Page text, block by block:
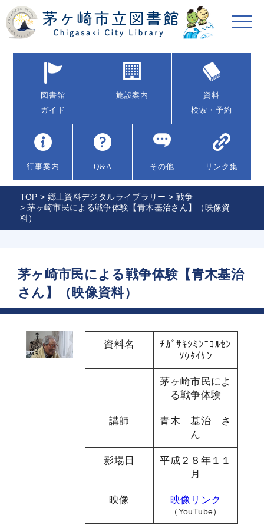
図書館
ガイド
施設案内
資料
検索・予約
行事案内 Q&A その他 リンク集
TOP > 郷土資料デジタルライブラリー > 戦争
> 茅ヶ崎市民による戦争体験【青木基治さん】（映像資
料）
茅ヶ崎市民による戦争体験【青木基治
さん】（映像資料）
資料名
ﾁｶﾞｻｷｼﾐﾝﾆﾖﾙｾﾝ
ｿｳﾀｲｹﾝ
茅ヶ崎市民によ
る戦争体験
講師
青木 基治 さ
ん
影場日
平成２８年１１
月
映像 映像リンク
（YouTube）